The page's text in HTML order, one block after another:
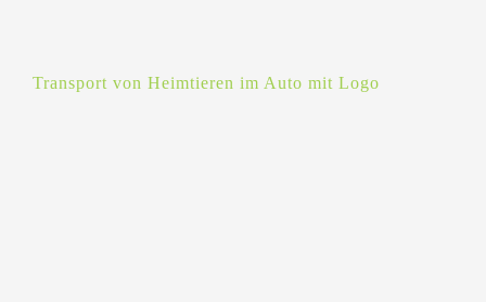
Transport von Heimtieren im Auto mit Logo